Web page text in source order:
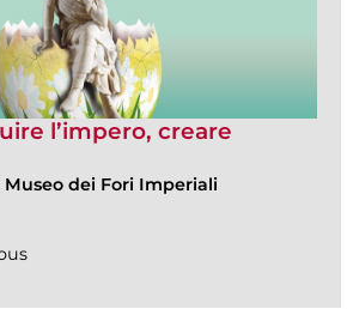
l’impero, creare
dei Fori Imperiali